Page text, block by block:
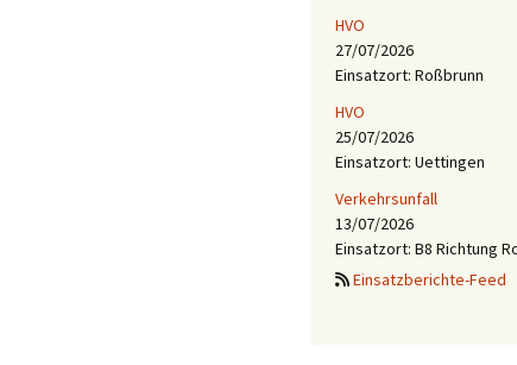
HVO
27/07/2026
Einsatzort: Roßbrunn
HVO
25/07/2026
Einsatzort: Uettingen
Verkehrsunfall
13/07/2026
Einsatzort: B8 Richtung
Einsatzberichte-Feed